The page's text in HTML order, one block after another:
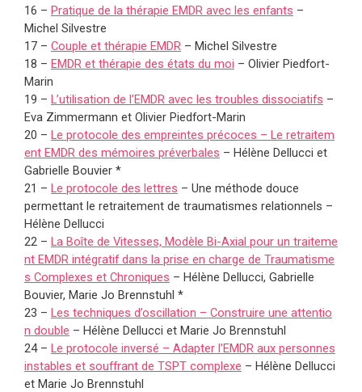
16 – Pratique de la thérapie EMDR avec les enfants –
Michel Silvestre
17 – Couple et thérapie EMDR – Michel Silvestre
18 – EMDR et thérapie des états du moi – Olivier Piedfort-
Marin
19 – L’utilisation de l’EMDR avec les troubles dissociatifs –
Eva Zimmermann et Olivier Piedfort-Marin
20 – Le protocole des empreintes précoces – Le retraitem
ent EMDR des mémoires préverbales – Hélène Dellucci et
Gabrielle Bouvier *
21 – Le protocole des lettres – Une méthode douce
permettant le retraitement de traumatismes relationnels –
Hélène Dellucci
22 – La Boîte de Vitesses, Modèle Bi-Axial pour un traiteme
nt EMDR intégratif dans la prise en charge de Traumatisme
s Complexes et Chroniques – Hélène Dellucci, Gabrielle
Bouvier, Marie Jo Brennstuhl *
23 – Les techniques d’oscillation – Construire une attentio
n double – Hélène Dellucci et Marie Jo Brennstuhl
24 – Le protocole inversé – Adapter l’EMDR aux personnes
instables et souffrant de TSPT complexe – Hélène Dellucci
et Marie Jo Brennstuhl